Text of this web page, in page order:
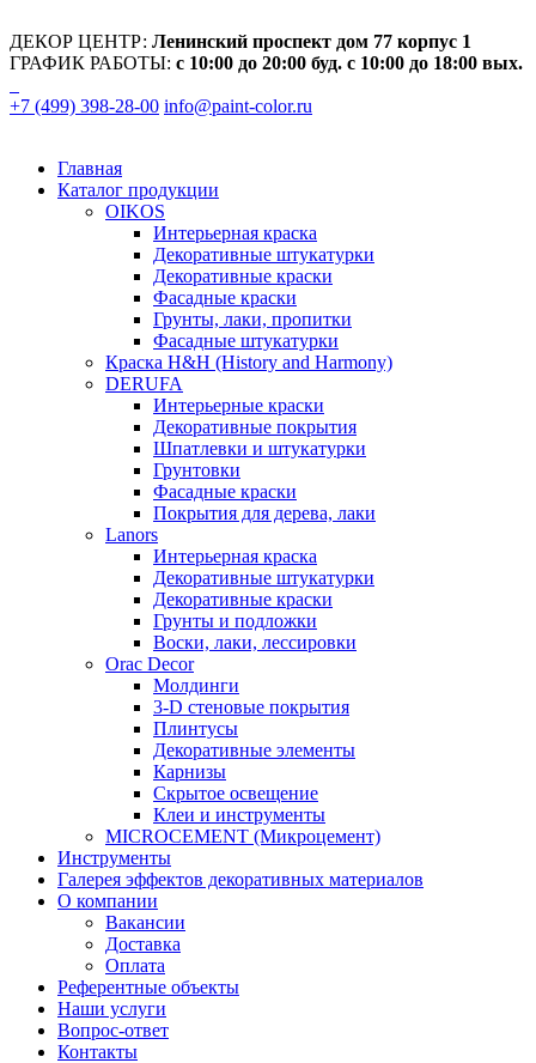
ДЕКОР ЦЕНТР: Ленинский проспект дом 77 корпус 1
ГРАФИК РАБОТЫ: с 10:00 до 20:00 буд. с 10:00 до 18:00 вых.
+7 (499) 398-28-00 info@paint-color.ru
Главная
Каталог продукции
OIKOS
Интерьерная краска
Декоративные штукатурки
Декоративные краски
Фасадные краски
Грунты, лаки, пропитки
Фасадные штукатурки
Краска H&H (History and Harmony)
DERUFA
Интерьерные краски
Декоративные покрытия
Шпатлевки и штукатурки
Грунтовки
Фасадные краски
Покрытия для дерева, лаки
Lanors
Интерьерная краска
Декоративные штукатурки
Декоративные краски
Грунты и подложки
Воски, лаки, лессировки
Orac Decor
Молдинги
3-D стеновые покрытия
Плинтусы
Декоративные элементы
Карнизы
Скрытое освещение
Клеи и инструменты
MICROCEMENT (Микроцемент)
Инструменты
Галерея эффектов декоративных материалов
О компании
Вакансии
Доставка
Оплата
Референтные объекты
Наши услуги
Вопрос-ответ
Контакты